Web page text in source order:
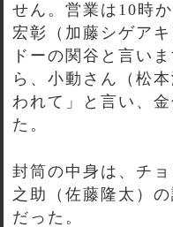
せん。営業は10時
宏彰（加藤シゲア
ドーの関谷と言い
ら、小動さん（松
われて」と言い、
た。
封筒の中身は、チ
之助（佐藤隆太）
だった。